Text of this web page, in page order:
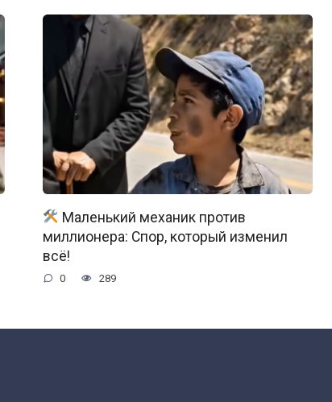
Маленький механик против
миллионера: Спор, который изменил
всё!
0 289